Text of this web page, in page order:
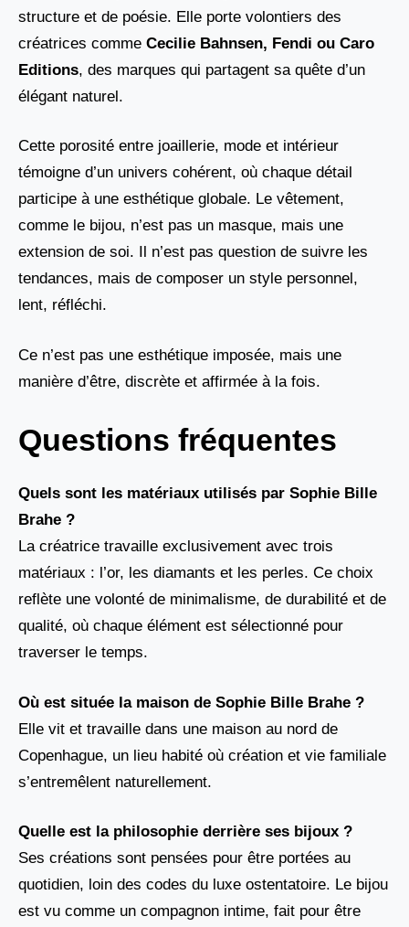
structure et de poésie. Elle porte volontiers des
créatrices comme Cecilie Bahnsen, Fendi ou Caro
Editions, des marques qui partagent sa quête d’un
élégant naturel.
Cette porosité entre joaillerie, mode et intérieur
témoigne d’un univers cohérent, où chaque détail
participe à une esthétique globale. Le vêtement,
comme le bijou, n’est pas un masque, mais une
extension de soi. Il n’est pas question de suivre les
tendances, mais de composer un style personnel,
lent, réfléchi.
Ce n’est pas une esthétique imposée, mais une
manière d’être, discrète et affirmée à la fois.
Questions fréquentes
Quels sont les matériaux utilisés par Sophie Bille
Brahe ?
La créatrice travaille exclusivement avec trois
matériaux : l’or, les diamants et les perles. Ce choix
reflète une volonté de minimalisme, de durabilité et de
qualité, où chaque élément est sélectionné pour
traverser le temps.
Où est située la maison de Sophie Bille Brahe ?
Elle vit et travaille dans une maison au nord de
Copenhague, un lieu habité où création et vie familiale
s’entremêlent naturellement.
Quelle est la philosophie derrière ses bijoux ?
Ses créations sont pensées pour être portées au
quotidien, loin des codes du luxe ostentatoire. Le bijou
est vu comme un compagnon intime, fait pour être